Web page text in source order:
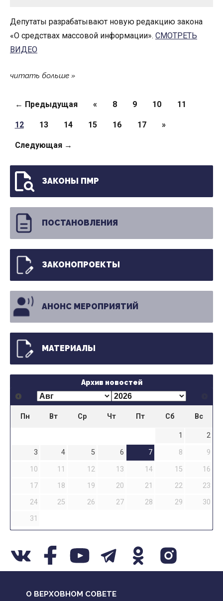
Депутаты разрабатывают новую редакцию закона
«О средствах массовой информации». СМОТРЕТЬ
ВИДЕО
читать больше
Страницы
← Предыдущая « 8 9 10 11
12 13 14 15 16 17 »
Следующая →
ЗАКОНЫ ПМР
ПОСТАНОВЛЕНИЯ
ЗАКОНОПРОЕКТЫ
АНОНС МЕРОПРИЯТИЙ
МАТЕРИАЛЫ
Архив новостей
Пн Вт Ср Чт Пт Сб Вс
1
2
3
4 5 6 7 8
9
10
11 12 13 14 15
16
17
18 19 20 21 22
23
24
25 26 27 28 29
30
31
О ВЕРХОВНОМ СОВЕТЕ